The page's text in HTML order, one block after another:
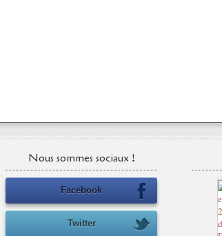
Nous sommes sociaux !
Facebook
Twitter